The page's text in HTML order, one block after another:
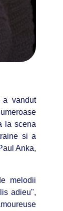
a vandut
la scena
si a
Anka,
melodii
adieu",